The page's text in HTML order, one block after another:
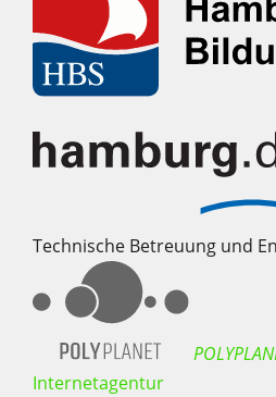
Technische Betreuung und
Internetagentur